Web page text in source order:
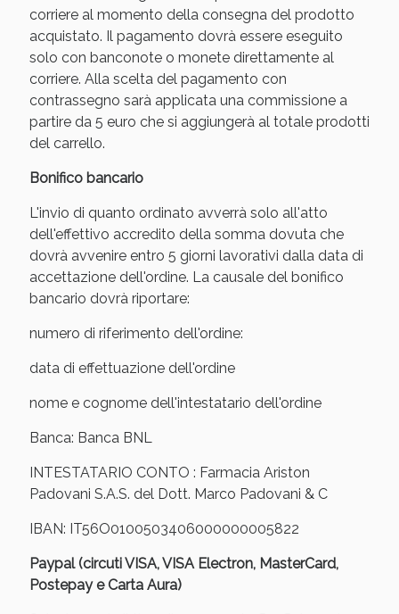
corriere al momento della consegna del prodotto
acquistato. Il pagamento dovrà essere eseguito
solo con banconote o monete direttamente al
corriere. Alla scelta del pagamento con
contrassegno sarà applicata una commissione a
partire da 5 euro che si aggiungerà al totale prodotti
del carrello.
Bonifico bancario
L'invio di quanto ordinato avverrà solo all'atto
dell'effettivo accredito della somma dovuta che
dovrà avvenire entro 5 giorni lavorativi dalla data di
accettazione dell'ordine. La causale del bonifico
bancario dovrà riportare:
numero di riferimento dell'ordine:
data di effettuazione dell'ordine
nome e cognome dell'intestatario dell'ordine
Banca: Banca BNL
INTESTATARIO CONTO : Farmacia Ariston
Padovani S.A.S. del Dott. Marco Padovani & C
IBAN: IT56O0100503406000000005822
Paypal (circuti VISA, VISA Electron, MasterCard,
Postepay e Carta Aura)
Vie Urinarie e Prostata: Sconti fino al 45% oggi!
Benessere Intestinale: Sconto fino al 55% valido
oggi!